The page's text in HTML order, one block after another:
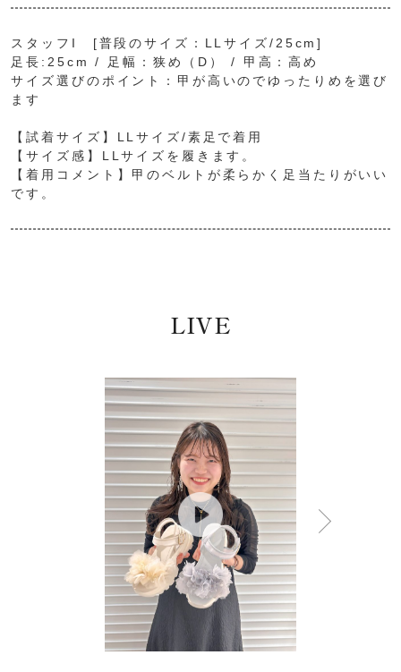
スタッフI [普段のサイズ：LLサイズ/25cm]
足長:25cm / 足幅：狭め（D） / 甲高：高め
サイズ選びのポイント：甲が高いのでゆったりめを選び
ます
【試着サイズ】LLサイズ/素足で着用
【サイズ感】LLサイズを履きます。
【着用コメント】甲のベルトが柔らかく足当たりがいい
です。
LIVE